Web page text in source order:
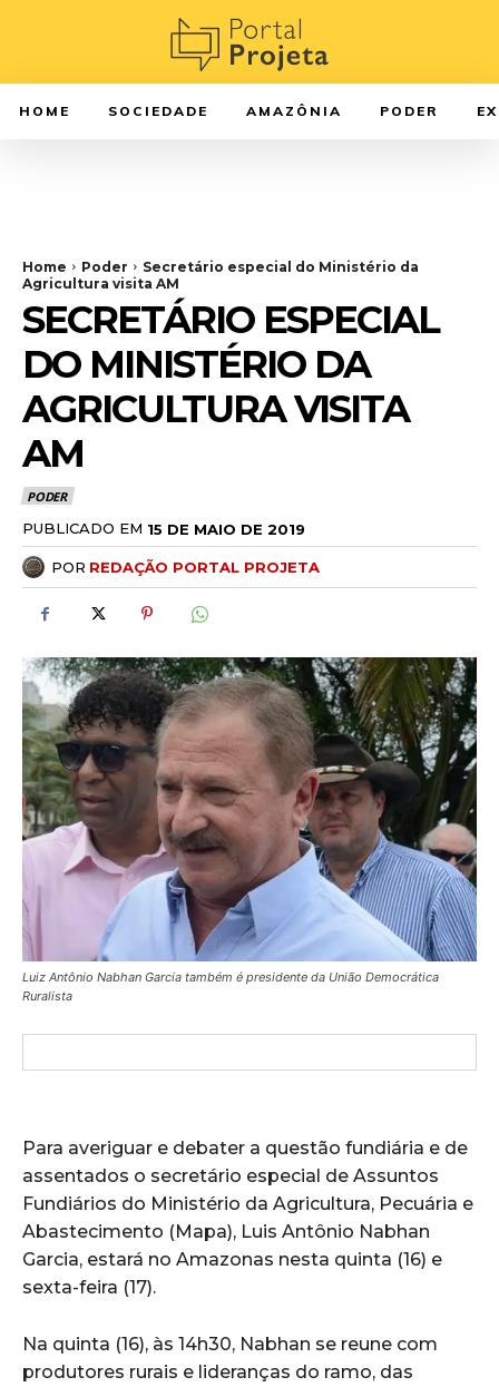
HOME SOCIEDADE AMAZÔNIA PODER
Home Poder
Secretário especial do Ministério da
Agricultura visita AM
SECRETÁRIO ESPECIAL
DO MINISTÉRIO DA
AGRICULTURA VISITA
AM
PODER
PUBLICADO EM 15 DE MAIO DE 2019
POR REDAÇÃO PORTAL PROJETA
Luiz Antônio Nabhan Garcia também é presidente da União Democrática
Ruralista
Para averiguar e debater a questão fundiária e de
assentados o secretário especial de Assuntos
Fundiários do Ministério da Agricultura, Pecuária e
Abastecimento (Mapa), Luis Antônio Nabhan
Garcia, estará no Amazonas nesta quinta (16) e
sexta-feira (17).
Na quinta (16), às 14h30, Nabhan se reune com
produtores rurais e lideranças do ramo, das